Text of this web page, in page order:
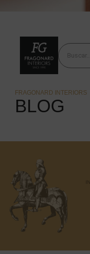
FRAGONARD INTERIORS
BLOG